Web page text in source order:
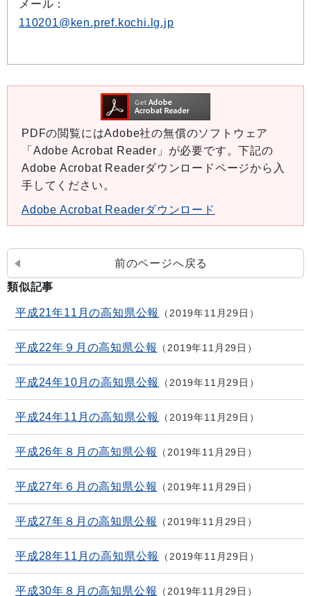
メール：
110201@ken.pref.kochi.lg.jp
PDFの閲覧にはAdobe社の無償のソフトウェア
「Adobe Acrobat Reader」が必要です。下記の
Adobe Acrobat Readerダウンロードページから入
手してください。
Adobe Acrobat Readerダウンロード
前のページへ戻る
類似記事
平成21年11月の高知県公報 2019年11月29日
平成22年９月の高知県公報 2019年11月29日
平成24年10月の高知県公報 2019年11月29日
平成24年11月の高知県公報 2019年11月29日
平成26年８月の高知県公報 2019年11月29日
平成27年６月の高知県公報 2019年11月29日
平成27年８月の高知県公報 2019年11月29日
平成28年11月の高知県公報 2019年11月29日
平成30年８月の高知県公報 2019年11月29日